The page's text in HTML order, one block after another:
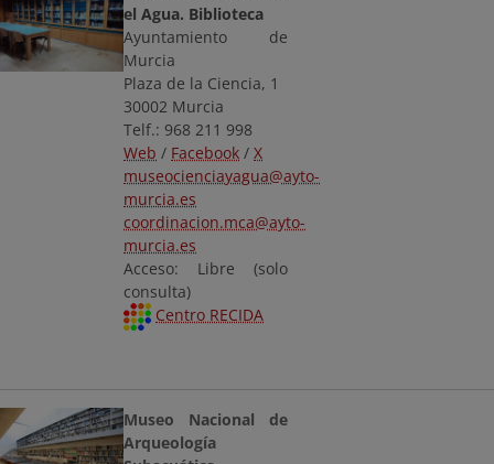
el Agua. Biblioteca
Ayuntamiento de
Murcia
Plaza de la Ciencia, 1
30002 Murcia
Telf.: 968 211 998
Web / Facebook / X
museocienciayagua@ayto-
murcia.es
coordinacion.mca@ayto-
murcia.es
Acceso: Libre (solo
consulta)
Centro RECIDA
Museo Nacional de
Arqueología